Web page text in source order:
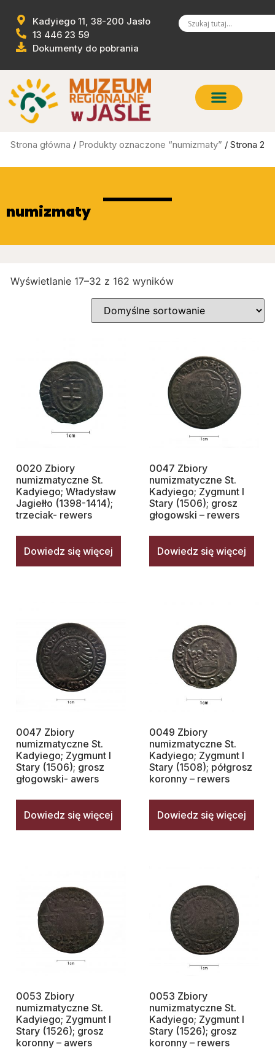
Kadyiego 11, 38-200 Jasło
13 446 23 59
Dokumenty do pobrania
Strona główna / Produkty oznaczone “numizmaty” / Strona 2
numizmaty
Wyświetlanie 17–32 z 162 wyników
0020 Zbiory
numizmatyczne St.
Kadyiego; Władysław
Jagiełło (1398-1414);
trzeciak- rewers
Dowiedz się więcej
0047 Zbiory
numizmatyczne St.
Kadyiego; Zygmunt I
Stary (1506); grosz
głogowski – rewers
Dowiedz się więcej
0047 Zbiory
numizmatyczne St.
Kadyiego; Zygmunt I
Stary (1506); grosz
głogowski- awers
Dowiedz się więcej
0049 Zbiory
numizmatyczne St.
Kadyiego; Zygmunt I
Stary (1508); półgrosz
koronny – rewers
Dowiedz się więcej
0053 Zbiory
numizmatyczne St.
Kadyiego; Zygmunt I
Stary (1526); grosz
koronny – awers
0053 Zbiory
numizmatyczne St.
Kadyiego; Zygmunt I
Stary (1526); grosz
koronny – rewers